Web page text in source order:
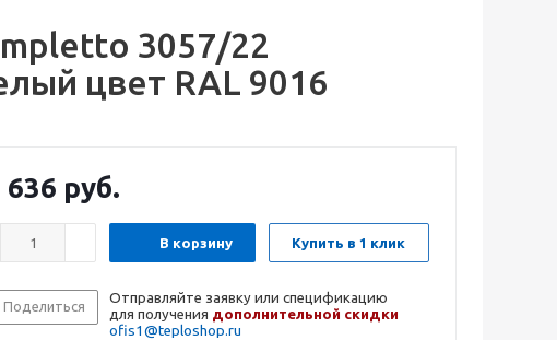
3057/22
цвет RAL 9016
636 руб.
В корзину Купить в 1 клик
Поделиться
Отправляйте заявку или спецификацию
для получения дополнительной скидки
ofis1@teploshop.ru